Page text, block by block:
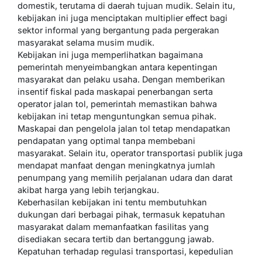
domestik, terutama di daerah tujuan mudik. Selain itu,
kebijakan ini juga menciptakan multiplier effect bagi
sektor informal yang bergantung pada pergerakan
masyarakat selama musim mudik.
Kebijakan ini juga memperlihatkan bagaimana
pemerintah menyeimbangkan antara kepentingan
masyarakat dan pelaku usaha. Dengan memberikan
insentif fiskal pada maskapai penerbangan serta
operator jalan tol, pemerintah memastikan bahwa
kebijakan ini tetap menguntungkan semua pihak.
Maskapai dan pengelola jalan tol tetap mendapatkan
pendapatan yang optimal tanpa membebani
masyarakat. Selain itu, operator transportasi publik juga
mendapat manfaat dengan meningkatnya jumlah
penumpang yang memilih perjalanan udara dan darat
akibat harga yang lebih terjangkau.
Keberhasilan kebijakan ini tentu membutuhkan
dukungan dari berbagai pihak, termasuk kepatuhan
masyarakat dalam memanfaatkan fasilitas yang
disediakan secara tertib dan bertanggung jawab.
Kepatuhan terhadap regulasi transportasi, kepedulian